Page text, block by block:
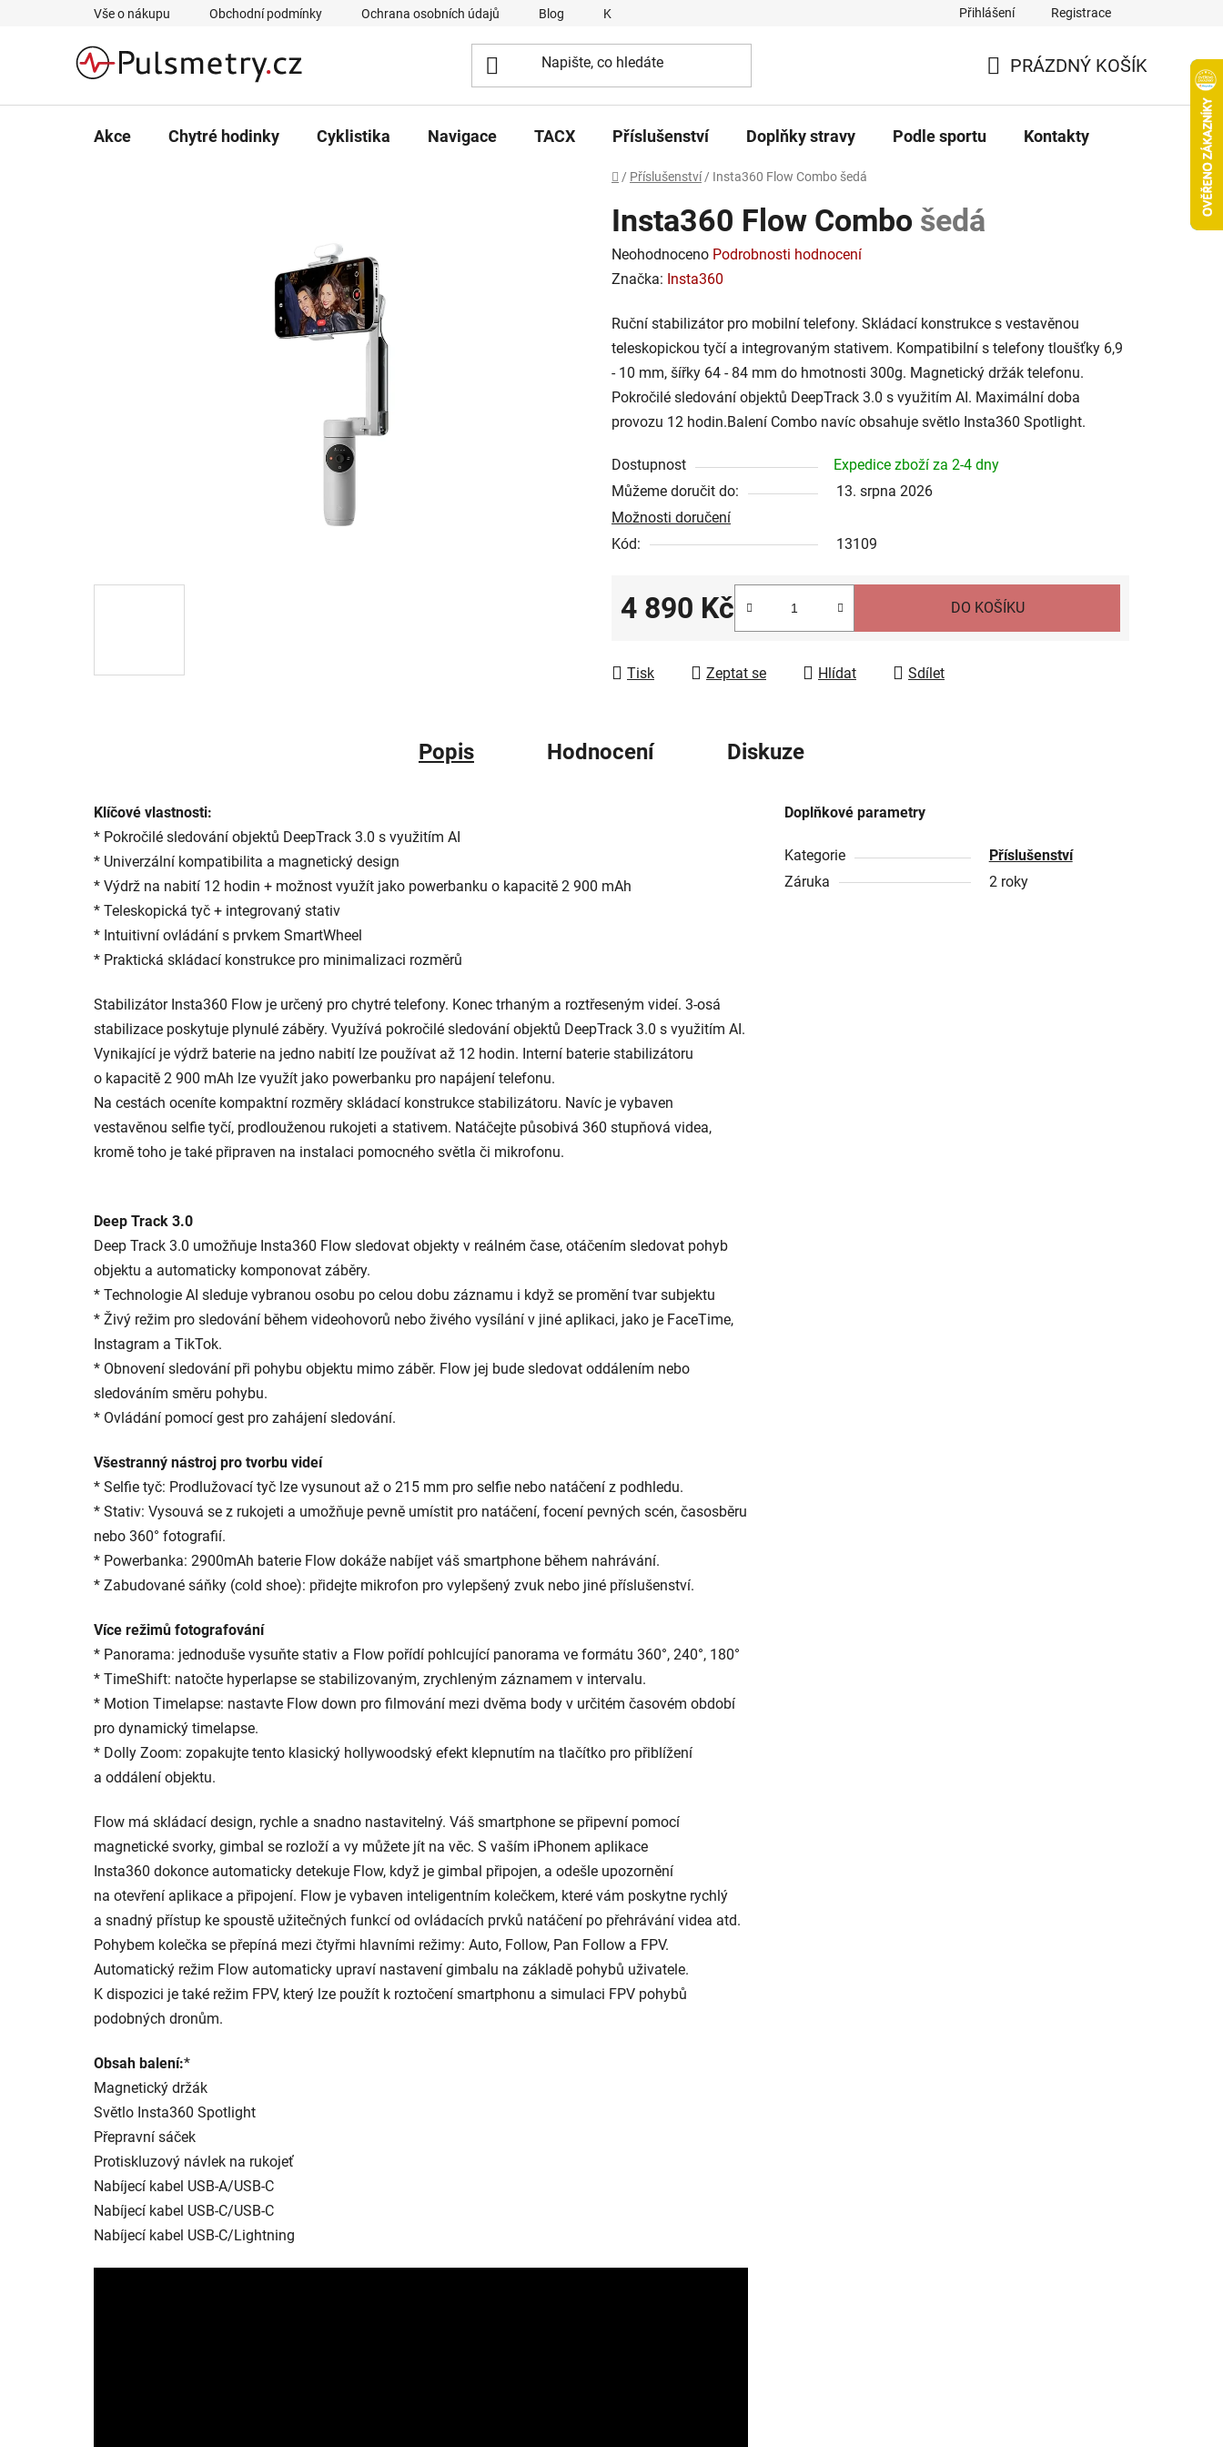
Vše o nákupu Obchodní podmínky Ochrana osobních údajů Blog Kontakty Přihlášení Registrace
KOŠÍK
PRÁZDNÝ KOŠÍK
Akce Chytré hodinky Cyklistika Navigace TACX Příslušenství Doplňky stravy Podle sportu Kontakty
Domů
/ Příslušenství / Insta360 Flow Combo šedá
Insta360 Flow Combo šedá
Průměrné
hodnocení
je
0,0
z
5
hvězdiček.
Neohodnoceno Podrobnosti hodnocení
Značka: Insta360
Ruční stabilizátor pro mobilní telefony. Skládací konstrukce s vestavěnou
teleskopickou tyčí a integrovaným stativem. Kompatibilní s telefony tloušťky 6,9
- 10 mm, šířky 64 - 84 mm do hmotnosti 300g. Magnetický držák telefonu.
Pokročilé sledování objektů DeepTrack 3.0 s využitím AI. Maximální doba
provozu 12 hodin.Balení Combo navíc obsahuje světlo Insta360 Spotlight.
Dostupnost
Expedice zboží za 2-4 dny
Můžeme doručit do:
13. srpna 2026
Možnosti doručení
Kód:
13109
4 890 Kč DO KOŠÍKU
Tisk Zeptat se Hlídat Sdílet
Popis Hodnocení Diskuze
Klíčové vlastnosti:
* Pokročilé sledování objektů DeepTrack 3.0 s využitím AI
* Univerzální kompatibilita a magnetický design
* Výdrž na nabití 12 hodin + možnost využít jako powerbanku o kapacitě 2 900 mAh
* Teleskopická tyč + integrovaný stativ
* Intuitivní ovládání s prvkem SmartWheel
* Praktická skládací konstrukce pro minimalizaci rozměrů
Stabilizátor Insta360 Flow je určený pro chytré telefony. Konec trhaným a roztřeseným videí. 3-osá
stabilizace poskytuje plynulé záběry. Využívá pokročilé sledování objektů DeepTrack 3.0 s využitím AI.
Vynikající je výdrž baterie na jedno nabití lze používat až 12 hodin. Interní baterie stabilizátoru
o kapacitě 2 900 mAh lze využít jako powerbanku pro napájení telefonu.
Na cestách oceníte kompaktní rozměry skládací konstrukce stabilizátoru. Navíc je vybaven
vestavěnou selfie tyčí, prodlouženou rukojeti a stativem. Natáčejte působivá 360 stupňová videa,
kromě toho je také připraven na instalaci pomocného světla či mikrofonu.
Deep Track 3.0
Deep Track 3.0 umožňuje Insta360 Flow sledovat objekty v reálném čase, otáčením sledovat pohyb
objektu a automaticky komponovat záběry.
* Technologie AI sleduje vybranou osobu po celou dobu záznamu i když se promění tvar subjektu
* Živý režim pro sledování během videohovorů nebo živého vysílání v jiné aplikaci, jako je FaceTime,
Instagram a TikTok.
* Obnovení sledování při pohybu objektu mimo záběr. Flow jej bude sledovat oddálením nebo
sledováním směru pohybu.
* Ovládání pomocí gest pro zahájení sledování.
Všestranný nástroj pro tvorbu videí
* Selfie tyč: Prodlužovací tyč lze vysunout až o 215 mm pro selfie nebo natáčení z podhledu.
* Stativ: Vysouvá se z rukojeti a umožňuje pevně umístit pro natáčení, focení pevných scén, časosběru
nebo 360° fotografií.
* Powerbanka: 2900mAh baterie Flow dokáže nabíjet váš smartphone během nahrávání.
* Zabudované sáňky (cold shoe): přidejte mikrofon pro vylepšený zvuk nebo jiné příslušenství.
Více režimů fotografování
* Panorama: jednoduše vysuňte stativ a Flow pořídí pohlcující panorama ve formátu 360°, 240°, 180°
* TimeShift: natočte hyperlapse se stabilizovaným, zrychleným záznamem v intervalu.
* Motion Timelapse: nastavte Flow down pro filmování mezi dvěma body v určitém časovém období
pro dynamický timelapse.
* Dolly Zoom: zopakujte tento klasický hollywoodský efekt klepnutím na tlačítko pro přiblížení
a oddálení objektu.
Flow má skládací design, rychle a snadno nastavitelný. Váš smartphone se připevní pomocí
magnetické svorky, gimbal se rozloží a vy můžete jít na věc. S vaším iPhonem aplikace
Insta360 dokonce automaticky detekuje Flow, když je gimbal připojen, a odešle upozornění
na otevření aplikace a připojení. Flow je vybaven inteligentním kolečkem, které vám poskytne rychlý
a snadný přístup ke spoustě užitečných funkcí od ovládacích prvků natáčení po přehrávání videa atd.
Pohybem kolečka se přepíná mezi čtyřmi hlavními režimy: Auto, Follow, Pan Follow a FPV.
Automatický režim Flow automaticky upraví nastavení gimbalu na základě pohybů uživatele.
K dispozici je také režim FPV, který lze použít k roztočení smartphonu a simulaci FPV pohybů
podobných dronům.
Obsah balení:*
Magnetický držák
Světlo Insta360 Spotlight
Přepravní sáček
Protiskluzový návlek na rukojeť
Nabíjecí kabel USB-A/USB-C
Nabíjecí kabel USB-C/USB-C
Nabíjecí kabel USB-C/Lightning
Doplňkové parametry
Kategorie
Příslušenství
Záruka
2 roky